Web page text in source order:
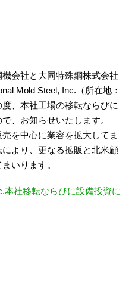
会社と大同特殊鋼株式会社
Mold Steel, Inc.（所在地：
、本社工場の移転ならびに
、お知らせいたします。
を中心に業容を拡大してま
より、更なる拡販と北米顧
いります。
本社移転ならびに設備投資に